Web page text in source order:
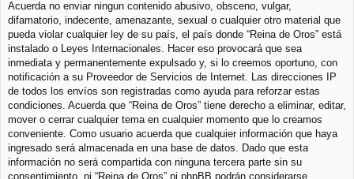
Acuerda no enviar ningun contenido abusivo, obsceno, vulgar,
difamatorio, indecente, amenazante, sexual o cualquier otro material que
pueda violar cualquier ley de su país, el país donde “Reina de Oros” está
instalado o Leyes Internacionales. Hacer eso provocará que sea
inmediata y permanentemente expulsado y, si lo creemos oportuno, con
notificación a su Proveedor de Servicios de Internet. Las direcciones IP
de todos los envíos son registradas como ayuda para reforzar estas
condiciones. Acuerda que “Reina de Oros” tiene derecho a eliminar, editar,
mover o cerrar cualquier tema en cualquier momento que lo creamos
conveniente. Como usuario acuerda que cualquier información que haya
ingresado será almacenada en una base de datos. Dado que esta
información no será compartida con ninguna tercera parte sin su
consentimiento, ni “Reina de Oros” ni phpBB podrán considerarse